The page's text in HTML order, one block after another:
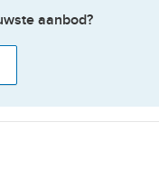
aanbod?